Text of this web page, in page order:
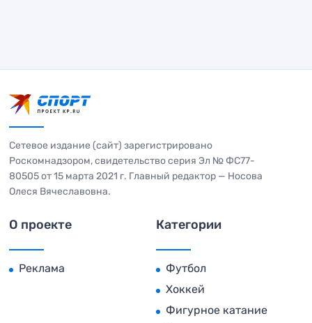
Сетевое издание (сайт) зарегистрировано
Роскомнадзором, свидетельство серия Эл № ФС77-
80505 от 15 марта 2021 г. Главный редактор — Носова
Олеся Вячеславовна.
О проекте
Реклама
Категории
Футбол
Хоккей
Фигурное катание